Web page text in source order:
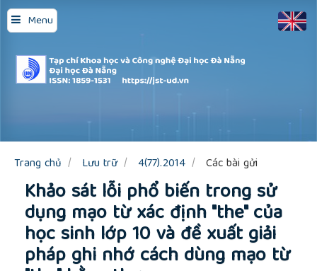
Menu
Quick
jump
to
page
content
Main
Sidebar
Trang chủ Lưu trữ 4(77).2014 Các bài gửi
Khảo sát lỗi phổ biến trong sử
dụng mạo từ xác định "the" của
học sinh lớp 10 và đề xuất giải
pháp ghi nhớ cách dùng mạo từ